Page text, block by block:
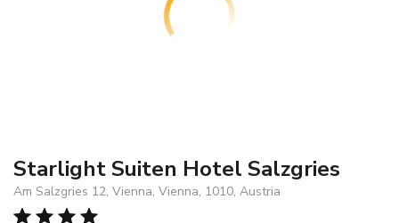
Starlight Suiten Hotel Salzgries
Am Salzgries 12, Vienna, Vienna, 1010, Austria